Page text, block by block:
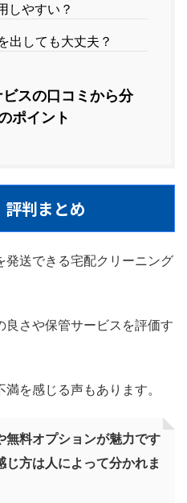
しやすい？
出しても大丈夫？
スの口コミから分
ポイント
判まとめ
発送できる宅配クリーニング
さや保管サービスを評価す
を感じる声もあります。
無料オプションが魅力です
方は人によって分かれま